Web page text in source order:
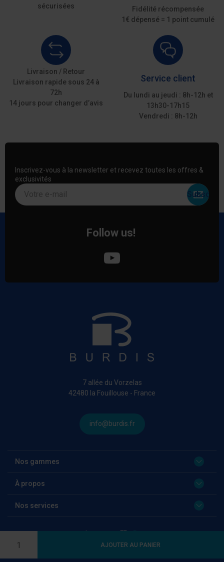
AJOUTER AU PANIER
sécurisées
Fidélité récompensée
1€ dépensé = 1 point cumulé
Livraison / Retour
Livraison rapide sous 24 à
72h
14 jours pour changer d’avis
Service client
Du lundi au jeudi : 8h-12h et
13h30-17h15
Vendredi : 8h-12h
Inscrivez-vous à la newsletter et recevez toutes les offres &
exclusivités
Votre e-mail
Follow us!
7 allée du Vorzelas
42480 la Fouillouse - France
info@burdis.fr
Nos gammes
À propos
Nos services
Language: FR